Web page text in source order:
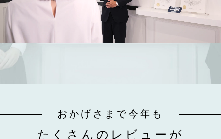
おかげさまで今年も
たくさんのレビューが